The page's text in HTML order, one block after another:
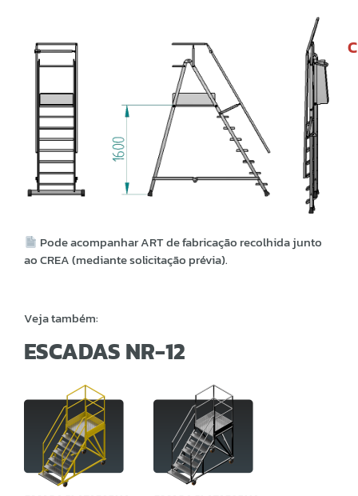
Pode acompanhar ART de fabricação recolhida junto
ao CREA (mediante solicitação prévia).
Veja também:
ESCADAS NR-12